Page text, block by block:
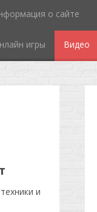
о сайте
игры Видео
и